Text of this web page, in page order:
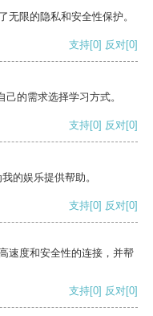
无限的隐私和安全性保护。
支持[0] 反对[0]
的需求选择学习方式。
支持[0] 反对[0]
的娱乐提供帮助。
支持[0] 反对[0]
速度和安全性的连接，并帮
支持[0] 反对[0]